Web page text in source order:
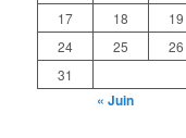
17
18 19
24
25 26
31
« Juin